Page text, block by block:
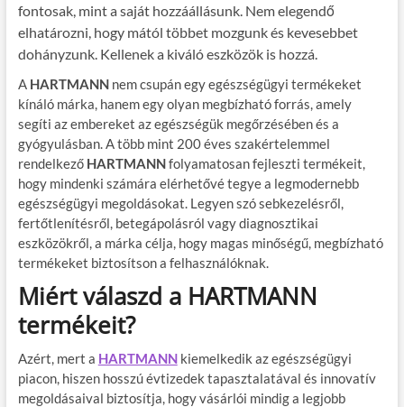
fontosak, mint a saját hozzáállásunk. Nem elegendő
elhatározni, hogy mától többet mozgunk és kevesebbet
dohányzunk. Kellenek a kiváló eszközök is hozzá.
A HARTMANNnem csupán egy egészségügyi termékeket
kínáló márka, hanem egy olyan megbízható forrás, amely
segíti az embereket az egészségük megőrzésében és a
gyógyulásban. A több mint 200 éves szakértelemmel
rendelkező HARTMANNfolyamatosan fejleszti termékeit,
hogy mindenki számára elérhetővé tegye a legmodernebb
egészségügyi megoldásokat. Legyen szó sebkezelésről,
fertőtlenítésről, betegápolásról vagy diagnosztikai
eszközökről, a márka célja, hogy magas minőségű, megbízható
termékeket biztosítson a felhasználóknak.
Miért válaszd a HARTMANN
termékeit?
Azért, mert a HARTMANNkiemelkedik az egészségügyi
piacon, hiszen hosszú évtizedek tapasztalatával és innovatív
megoldásaival biztosítja, hogy vásárlói mindig a legjobb